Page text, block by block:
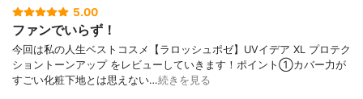
5.00
ファンでいらず！
今回は私の人生ベストコスメ【ラロッシュポゼ】UVイデア XL プロテク
ショントーンアップ をレビューしていきます！ポイント①カバー力が
すごい化粧下地とは思えない…続きを見る